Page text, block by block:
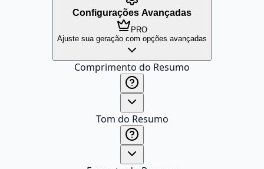
Configurações Avançadas
PRO
Ajuste sua geração com opções avançadas
Comprimento do Resumo
Tom do Resumo